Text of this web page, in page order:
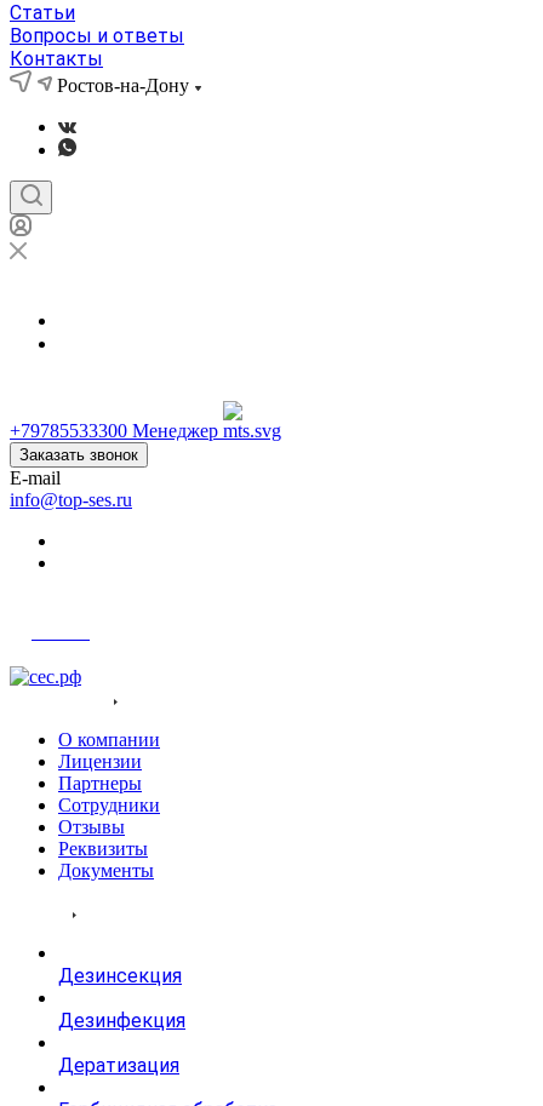
Статьи
Вопросы и ответы
Контакты
Ростов-на-Дону
+79785533300 Менеджер
Заказать звонок
E-mail
info@top-ses.ru
О компании
Лицензии
Партнеры
Сотрудники
Отзывы
Реквизиты
Документы
Дезинсекция
Дезинфекция
Дератизация